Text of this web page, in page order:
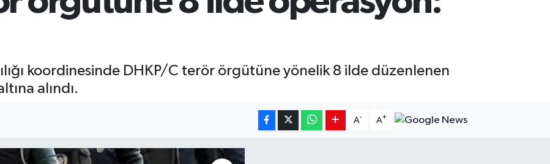
koordinesinde DHKP/C terör örgütüne yönelik 8 ilde düzenlenen
alındı.
A- A+